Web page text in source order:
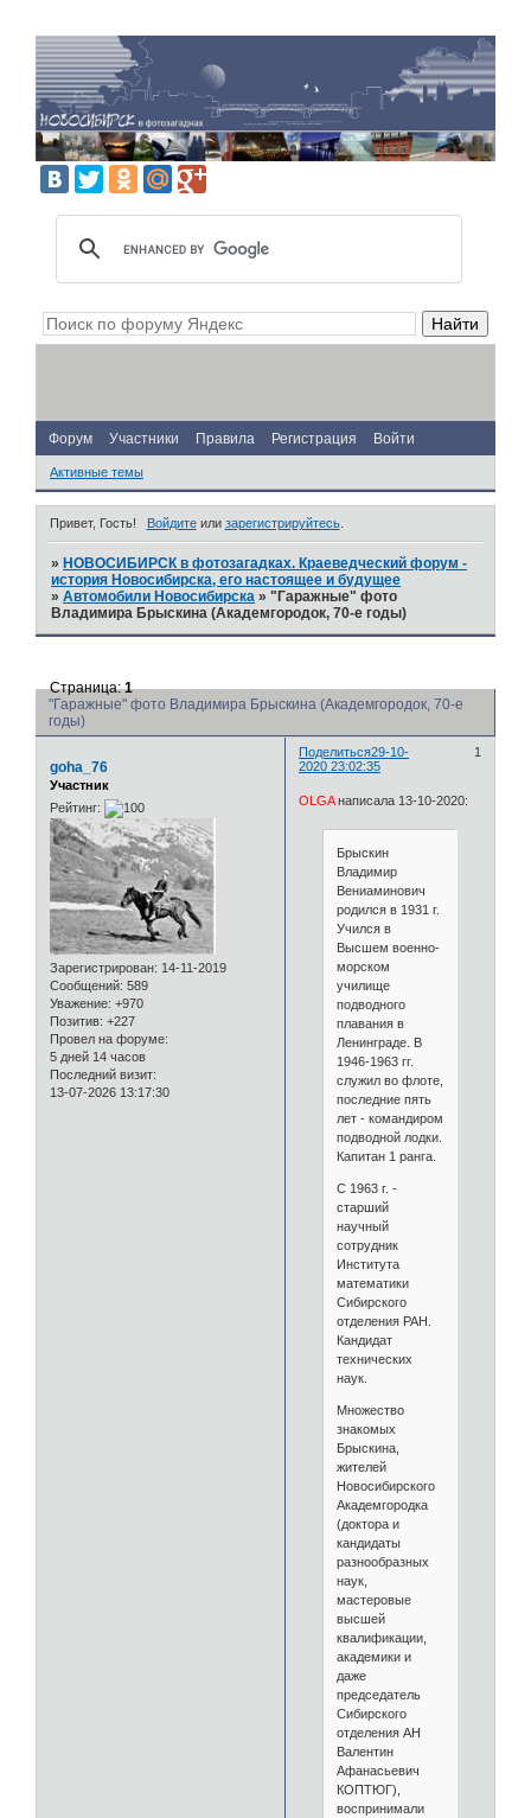
Форум Участники Правила Регистрация Войти
Активные темы
Привет, Гость! Войдитеили зарегистрируйтесь.
» НОВОСИБИРСК в фотозагадках. Краеведческий форум -
история Новосибирска, его настоящее и будущее
»Автомобили Новосибирска »"Гаражные" фото
Владимира Брыскина (Академгородок, 70-е годы)
"Гаражные" фото Владимира Брыскина (Академгородок, 70-е
годы)
Страница:1
Поделиться 1
29-10-
2020 23:02:35
goha_76
Участник
Рейтинг:
Зарегистрирован: 14-11-2019
Сообщений: 589
Уважение: +970
Позитив: +227
Провел на форуме:
5 дней 14 часов
Последний визит:
13-07-2026 13:17:30
OLGAнаписала 13-10-2020:
Брыскин
Владимир
Вениаминович
родился в 1931 г.
Учился в
Высшем военно-
морском
училище
подводного
плавания в
Ленинграде. В
1946-1963 гг.
служил во флоте,
последние пять
лет - командиром
подводной лодки.
Капитан 1 ранга.
С 1963 г. -
старший
научный
сотрудник
Института
математики
Сибирского
отделения РАН.
Кандидат
технических
наук.
Множество
знакомых
Брыскина,
жителей
Новосибирского
Академгородка
(доктора и
кандидаты
разнообразных
наук,
мастеровые
высшей
квалификации,
академики и
даже
председатель
Сибирского
отделения АН
Валентин
Афанасьевич
КОПТЮГ),
воспринимали